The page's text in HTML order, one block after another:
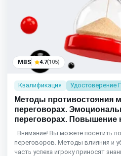
MBS 4.7(105)
Квалификация Удостоверение
Методы противостояния
переговорах.
переговорах. Повышение
. Внимание! Вы можете посетить
переговоров. Методы влияния и
часть успеха игроку приносят